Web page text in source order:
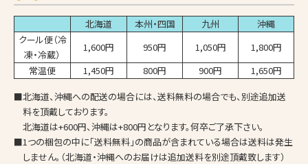
北海道 本州・四国 九州
沖縄
クール便（冷
凍・冷蔵）
1,600円 950円 1,050円
1,800円
常温便
1,450円 800円 900円
1,650円
■北海道、沖縄への配送の場合には、送料無料の場合でも、別途追加送
料を頂戴しております。
北海道は+600円、沖縄は+800円となります。何卒ご了承下さい。
■1つの梱包の中に「送料無料」の商品が含まれている場合は送料は発生
しません。（北海道・沖縄へのお届けは追加送料を別途頂戴致します）